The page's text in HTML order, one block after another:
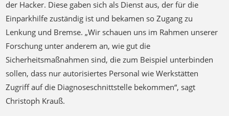
Forschung unter anderem an, wie gut die
Sicherheitsmaßnahmen sind, die zum Beispiel unterbinden
sollen, dass nur autorisiertes Personal wie Werkstätten
Zugriff auf die Diagnoseschnittstelle bekommen“, sagt
Christoph Krauß.
Ein aktueller Schwerpunkt seiner Forschung liegt im
sogenannten „Automotive Ethernet“- einem physischen